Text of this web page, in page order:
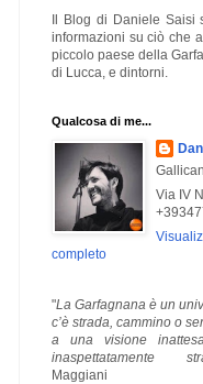
Il Blog di Daniele Saisi
informazioni su ciò che
piccolo paese della
di Lucca, e dintorni.
Qualcosa di me...
Via IV
completo
"La Garfagnana è un
c’è strada, cammino o
a una visione
inaspettatamente
Maggiani